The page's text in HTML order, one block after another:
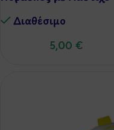
Διαθέσιμo
5,00 €